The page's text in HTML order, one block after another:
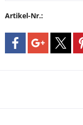
Artikel-Nr.: